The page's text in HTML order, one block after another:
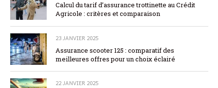
Calcul du tarif d’assurance trottinette au Crédit
Agricole : critères et comparaison
23 JANVIER 2025
Assurance scooter 125 : comparatif des
meilleures offres pour un choix éclairé
22 JANVIER 2025